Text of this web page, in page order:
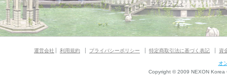
マギグラフィ
運営会社 利用規約 プライバシーポリシー 特定商取引法に基づく表記 資
オ
Copyright © 2009 NEXON Korea